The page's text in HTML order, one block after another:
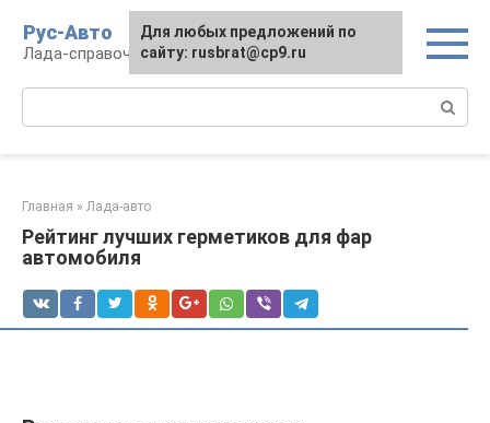
контенту
Рус-Авто
Лада-справочник
Главная » Лада-авто
Рейтинг лучших герметиков для фар
автомобиля
Для любых предложений по
сайту: rusbrat@cp9.ru